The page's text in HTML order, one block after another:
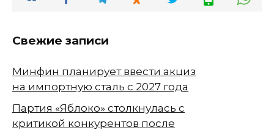
Свежие записи
Минфин планирует ввести акциз
на импортную сталь с 2027 года
Партия «Яблоко» столкнулась с
критикой конкурентов после